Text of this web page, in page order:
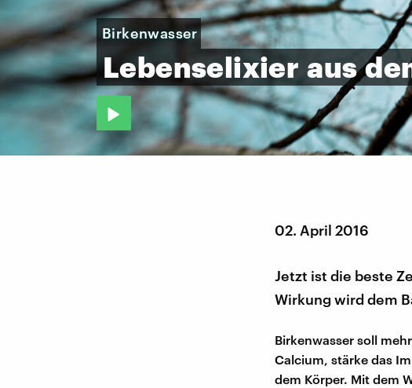
Birkenwasser
Lebenselixier aus
02. April 2016
Jetzt ist die beste
Wirkung wird dem
Birkenwasser soll
Calcium, stärke das
dem Körper. Mit dem